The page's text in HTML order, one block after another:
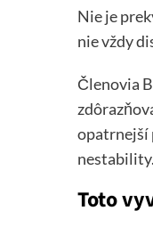
Nie je
nie vždy
Členovia
opatrnejší
nestability.
Toto